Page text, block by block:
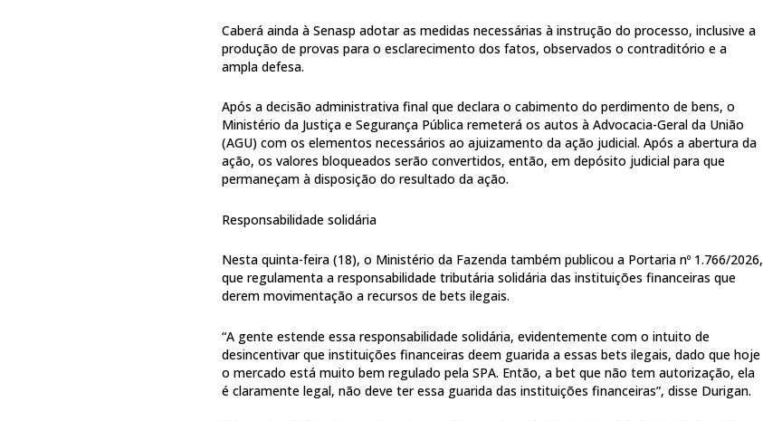
Caberá ainda à Senasp adotar as medidas necessárias à instrução do processo, inclusive a
produção de provas para o esclarecimento dos fatos, observados o contraditório e a
ampla defesa.
Após a decisão administrativa final que declara o cabimento do perdimento de bens, o
Ministério da Justiça e Segurança Pública remeterá os autos à Advocacia-Geral da União
(AGU) com os elementos necessários ao ajuizamento da ação judicial. Após a abertura da
ação, os valores bloqueados serão convertidos, então, em depósito judicial para que
permaneçam à disposição do resultado da ação.
Responsabilidade solidária
Nesta quinta-feira (18), o Ministério da Fazenda também publicou a Portaria nº 1.766/2026,
que regulamenta a responsabilidade tributária solidária das instituições financeiras que
derem movimentação a recursos de bets ilegais.
“A gente estende essa responsabilidade solidária, evidentemente com o intuito de
desincentivar que instituições financeiras deem guarida a essas bets ilegais, dado que hoje
o mercado está muito bem regulado pela SPA. Então, a bet que não tem autorização, ela
é claramente legal, não deve ter essa guarida das instituições financeiras”, disse Durigan.